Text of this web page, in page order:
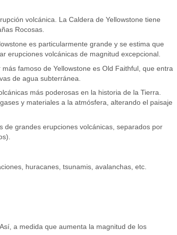
volcánica. La Caldera de Yellowstone tiene
Rocosas.
es particularmente grande y se estima que
erupciones volcánicas de magnitud excepcional.
famoso de Yellowstone es Old Faithful, que entra
de agua subterránea.
más poderosas en la historia de la Tierra.
y materiales a la atmósfera, alterando el paisaje
de grandes erupciones volcánicas, separados por
huracanes, tsunamis, avalanchas, etc.
a medida que aumenta la magnitud de los